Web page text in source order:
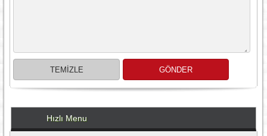
Hızlı Menu